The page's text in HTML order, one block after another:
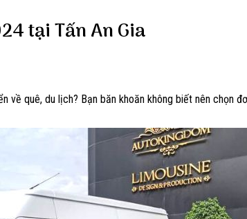
tại Tấn An Gia
về quê, du lịch? Bạn băn khoăn không biết nên chọn